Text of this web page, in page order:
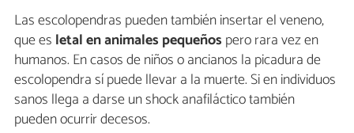
Las escolopendras pueden también insertar el veneno,
que es letal en animales pequeños pero rara vez en
humanos. En casos de niños o ancianos la picadura de
escolopendra sí puede llevar a la muerte. Si en individuos
sanos llega a darse un shock anafiláctico también
pueden ocurrir decesos.